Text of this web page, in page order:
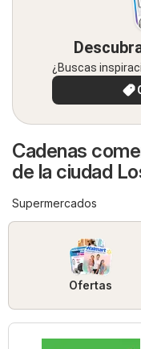
¿Buscas
Cadenas
de la ciudad
Supermercados
Ofertas